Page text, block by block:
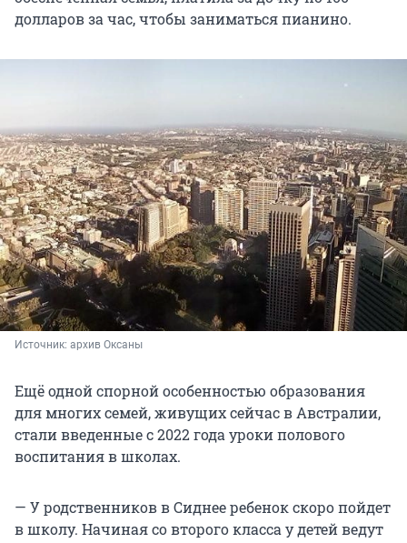
долларов за час, чтобы заниматься пианино.
Источник: архив Оксаны
Ещё одной спорной особенностью образования
для многих семей, живущих сейчас в Австралии,
стали введенные с 2022 года уроки полового
воспитания в школах.
— У родственников в Сиднее ребенок скоро пойдет
в школу. Начиная со второго класса у детей ведут